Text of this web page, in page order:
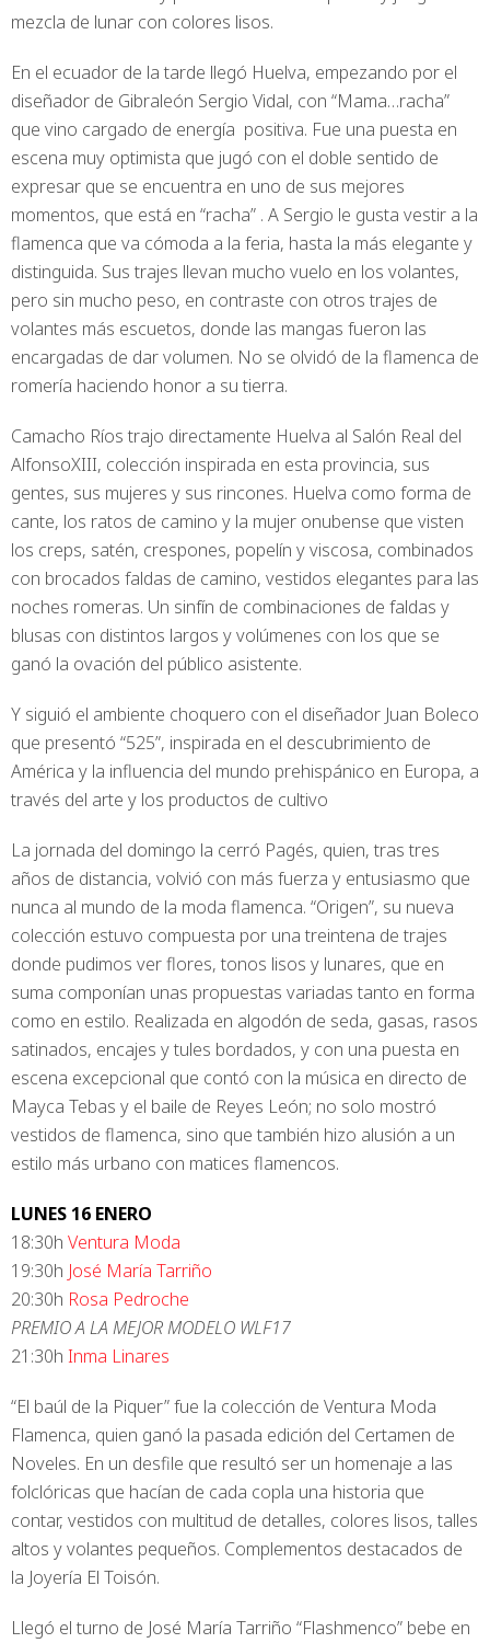
mezcla de lunar con colores lisos.
En el ecuador de la tarde llegó Huelva, empezando por el
diseñador de Gibraleón Sergio Vidal, con “Mama…racha”
que vino cargado de energía positiva. Fue una puesta en
escena muy optimista que jugó con el doble sentido de
expresar que se encuentra en uno de sus mejores
momentos, que está en “racha” . A Sergio le gusta vestir a la
flamenca que va cómoda a la feria, hasta la más elegante y
distinguida. Sus trajes llevan mucho vuelo en los volantes,
pero sin mucho peso, en contraste con otros trajes de
volantes más escuetos, donde las mangas fueron las
encargadas de dar volumen. No se olvidó de la flamenca de
romería haciendo honor a su tierra.
Camacho Ríos trajo directamente Huelva al Salón Real del
AlfonsoXIII, colección inspirada en esta provincia, sus
gentes, sus mujeres y sus rincones. Huelva como forma de
cante, los ratos de camino y la mujer onubense que visten
los creps, satén, crespones, popelín y viscosa, combinados
con brocados faldas de camino, vestidos elegantes para las
noches romeras. Un sinfín de combinaciones de faldas y
blusas con distintos largos y volúmenes con los que se
ganó la ovación del público asistente.
Y siguió el ambiente choquero con el diseñador Juan Boleco
que presentó “525”, inspirada en el descubrimiento de
América y la influencia del mundo prehispánico en Europa, a
través del arte y los productos de cultivo
La jornada del domingo la cerró Pagés, quien, tras tres
años de distancia, volvió con más fuerza y entusiasmo que
nunca al mundo de la moda flamenca. “Origen”, su nueva
colección estuvo compuesta por una treintena de trajes
donde pudimos ver flores, tonos lisos y lunares, que en
suma componían unas propuestas variadas tanto en forma
como en estilo. Realizada en algodón de seda, gasas, rasos
satinados, encajes y tules bordados, y con una puesta en
escena excepcional que contó con la música en directo de
Mayca Tebas y el baile de Reyes León; no solo mostró
vestidos de flamenca, sino que también hizo alusión a un
estilo más urbano con matices flamencos.
LUNES 16 ENERO
18:30h Ventura Moda
19:30h José María Tarriño
20:30h Rosa Pedroche
PREMIO A LA MEJOR MODELO WLF17
21:30h Inma Linares
“El baúl de la Piquer” fue la colección de Ventura Moda
Flamenca, quien ganó la pasada edición del Certamen de
Noveles. En un desfile que resultó ser un homenaje a las
folclóricas que hacían de cada copla una historia que
contar, vestidos con multitud de detalles, colores lisos, talles
altos y volantes pequeños. Complementos destacados de
la Joyería El Toisón.
Llegó el turno de José María Tarriño “Flashmenco” bebe en